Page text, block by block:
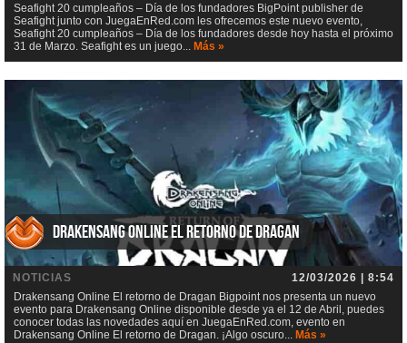
Seafight 20 cumpleaños – Día de los fundadores BigPoint publisher de
Seafight junto con JuegaEnRed.com les ofrecemos este nuevo evento,
Seafight 20 cumpleaños – Día de los fundadores desde hoy hasta el próximo
31 de Marzo. Seafight es un juego... Más »
Drakensang Online El retorno de Dragan
NOTICIAS
12/03/2026 | 8:54
Drakensang Online El retorno de Dragan Bigpoint nos presenta un nuevo
evento para Drakensang Online disponible desde ya el 12 de Abril, puedes
conocer todas las novedades aquí en JuegaEnRed.com, evento en
Drakensang Online El retorno de Dragan. ¡Algo oscuro... Más »